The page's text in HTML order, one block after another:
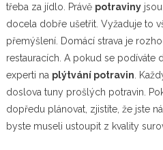
třeba za jídlo. Právě potravinyjsou
docela dobře ušetřit. Vyžaduje to
přemýšlení. Domácí strava je
restauracích. A pokud se podíváte
experti na plýtvání potravin .
doslova tuny prošlých potravin.
dopředu plánovat, zjistíte, že jste
byste museli ustoupit z kvality